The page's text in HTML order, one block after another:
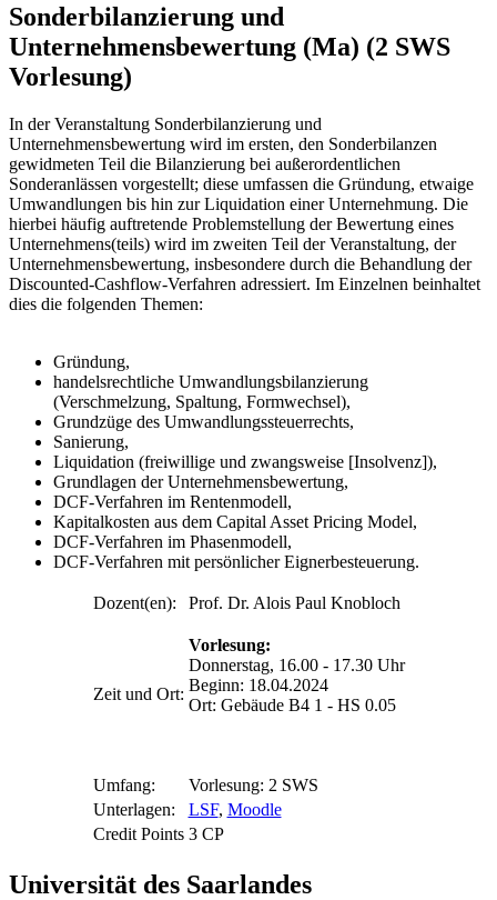
Sonderbilanzierung und
Unternehmensbewertung (Ma) (2 SWS
Vorlesung)
In der Veranstaltung Sonderbilanzierung und
Unternehmensbewertung wird im ersten, den Sonderbilanzen
gewidmeten Teil die Bilanzierung bei außerordentlichen
Sonderanlässen vorgestellt; diese umfassen die Gründung, etwaige
Umwandlungen bis hin zur Liquidation einer Unternehmung. Die
hierbei häufig auftretende Problemstellung der Bewertung eines
Unternehmens(teils) wird im zweiten Teil der Veranstaltung, der
Unternehmensbewertung, insbesondere durch die Behandlung der
Discounted-Cashflow-Verfahren adressiert. Im Einzelnen beinhaltet
dies die folgenden Themen:
Gründung,
handelsrechtliche Umwandlungsbilanzierung
(Verschmelzung, Spaltung, Formwechsel),
Grundzüge des Umwandlungssteuerrechts,
Sanierung,
Liquidation (freiwillige und zwangsweise [Insolvenz]),
Grundlagen der Unternehmensbewertung,
DCF-Verfahren im Rentenmodell,
Kapitalkosten aus dem Capital Asset Pricing Model,
DCF-Verfahren im Phasenmodell,
DCF-Verfahren mit persönlicher Eignerbesteuerung.
Dozent(en): Prof. Dr. Alois Paul Knobloch
Zeit und Ort:
Vorlesung:
Donnerstag, 16.00 - 17.30 Uhr
Beginn: 18.04.2024
Ort: Gebäude B4 1 - HS 0.05
Umfang:
Vorlesung: 2 SWS
Unterlagen:
LSF, Moodle
Credit Points 3 CP
Universität des Saarlandes